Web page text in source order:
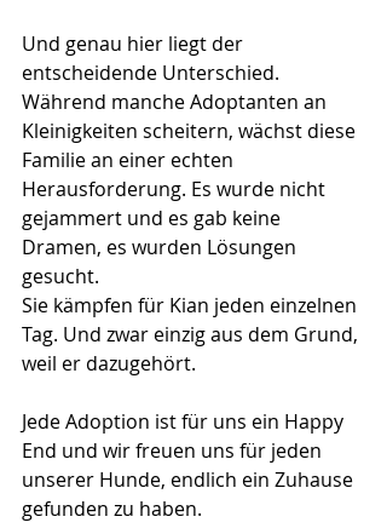
Und genau hier liegt der
entscheidende Unterschied.
Während manche Adoptanten an
Kleinigkeiten scheitern, wächst diese
Familie an einer echten
Herausforderung. Es wurde nicht
gejammert und es gab keine
Dramen, es wurden Lösungen
gesucht.
Sie kämpfen für Kian jeden einzelnen
Tag. Und zwar einzig aus dem Grund,
weil er dazugehört.
Jede Adoption ist für uns ein Happy
End und wir freuen uns für jeden
unserer Hunde, endlich ein Zuhause
gefunden zu haben.